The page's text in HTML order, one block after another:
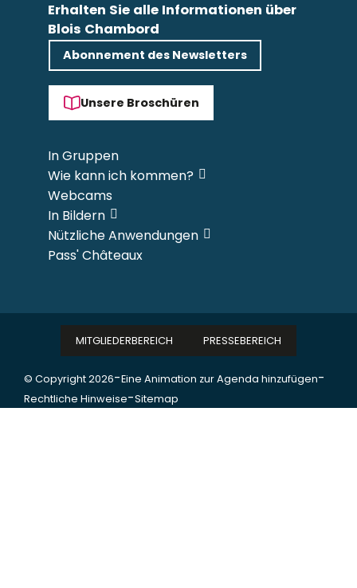
Erhalten Sie alle Informationen über
Blois Chambord
Abonnement des Newsletters
Unsere Broschüren
In Gruppen
Wie kann ich kommen?
Webcams
In Bildern
Nützliche Anwendungen
Pass' Châteaux
© Copyright 2026-Eine Animation zur Agenda hinzufügen-
Rechtliche Hinweise-Sitemap
MITGLIEDERBEREICH PRESSEBEREICH